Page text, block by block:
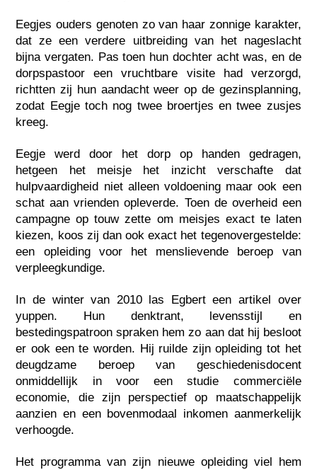
Eegjes ouders genoten zo van haar zonnige karakter,
dat ze een verdere uitbreiding van het nageslacht
bijna vergaten. Pas toen hun dochter acht was, en de
dorpspastoor een vruchtbare visite had verzorgd,
richtten zij hun aandacht weer op de gezinsplanning,
zodat Eegje toch nog twee broertjes en twee zusjes
kreeg.
Eegje werd door het dorp op handen gedragen,
hetgeen het meisje het inzicht verschafte dat
hulpvaardigheid niet alleen voldoening maar ook een
schat aan vrienden opleverde. Toen de overheid een
campagne op touw zette om meisjes exact te laten
kiezen, koos zij dan ook exact het tegenovergestelde:
een opleiding voor het menslievende beroep van
verpleegkundige.
In de winter van 2010 las Egbert een artikel over
yuppen. Hun denktrant, levensstijl en
bestedingspatroon spraken hem zo aan dat hij besloot
er ook een te worden. Hij ruilde zijn opleiding tot het
deugdzame beroep van geschiedenisdocent
onmiddellijk in voor een studie commerciële
economie, die zijn perspectief op maatschappelijk
aanzien en een bovenmodaal inkomen aanmerkelijk
verhoogde.
Het programma van zijn nieuwe opleiding viel hem